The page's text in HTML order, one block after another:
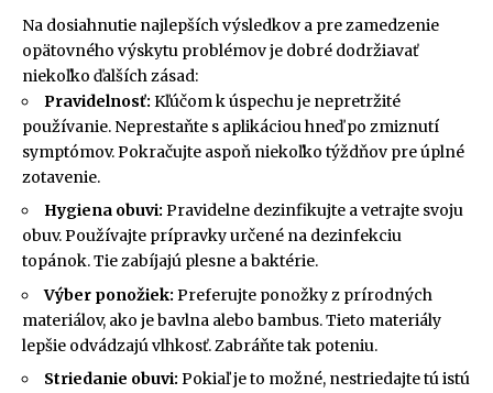
Na dosiahnutie najlepších výsledkov a pre zamedzenie
opätovného výskytu problémov je dobré dodržiavať
niekoľko ďalších zásad:
Pravidelnosť: Kľúčom k úspechu je nepretržité
používanie. Neprestaňte s aplikáciou hneď po zmiznutí
symptómov. Pokračujte aspoň niekoľko týždňov pre úplné
zotavenie.
Hygiena obuvi: Pravidelne dezinfikujte a vetrajte svoju
obuv. Používajte prípravky určené na dezinfekciu
topánok. Tie zabíjajú plesne a baktérie.
Výber ponožiek: Preferujte ponožky z prírodných
materiálov, ako je bavlna alebo bambus. Tieto materiály
lepšie odvádzajú vlhkosť. Zabráňte tak poteniu.
Striedanie obuvi: Pokiaľ je to možné, nestriedajte tú istú